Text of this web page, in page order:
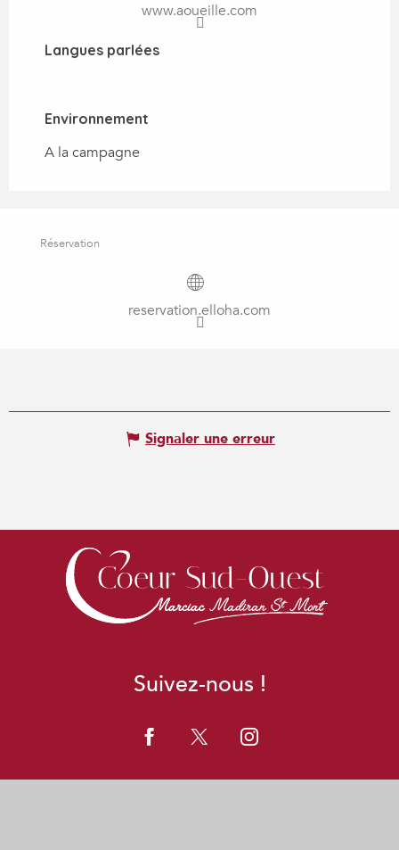
www.aoueille.com
Langues parlées
Langues parlées
Environnement
Environnement
A la campagne
Réservation
reservation.elloha.com
Signaler une erreur
Suivez-nous !